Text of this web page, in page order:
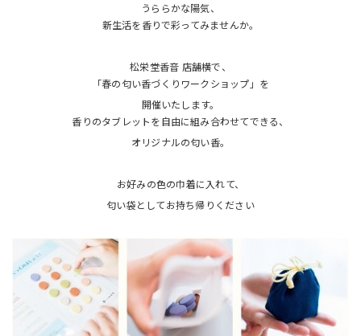
うららかな陽気、
新生活を香りで彩ってみませんか。
松栄堂香音 店舗横で、
「春の匂い香づくりワークショップ」を
開催いたします。
香りのタブレットを自由に組み合わせてできる、
オリジナルの匂い香。
お好みの色の巾着に入れて、
匂い袋としてお持ち帰りください